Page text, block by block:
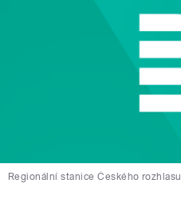
Regionální stanice Českého rozhlasu